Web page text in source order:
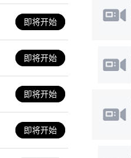
即将开始
即将开始
即将开始
即将开始